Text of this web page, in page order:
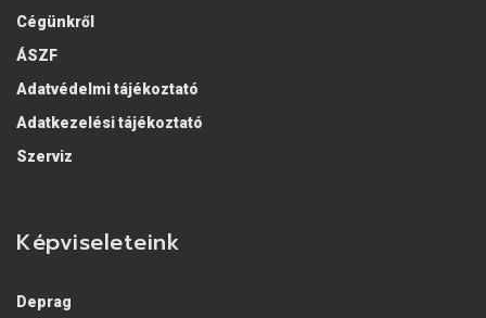
Cégünkről
ÁSZF
Adatvédelmi tájékoztató
Adatkezelési tájékoztató
Szerviz
Képviseleteink
Deprag